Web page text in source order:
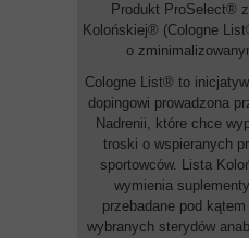
Produkt ProSelect®
Kolońskiej® (Cologne
o
Cologne List® to
dopingowi prowadzona
Nadrenii, które chce
troski o wspieranych
sportowców. Lista
wymienia
przebadane pod
wybranych sterydów